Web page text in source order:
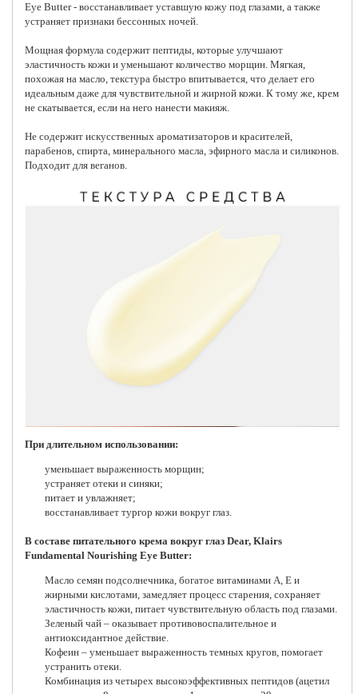
Eye Butter - восстанавливает уставшую кожу под глазами, а также
устраняет признаки бессонных ночей.
Мощная формула содержит пептиды, которые улучшают
эластичность кожи и уменьшают количество морщин. Мягкая,
похожая на масло, текстура быстро впитывается, что делает его
идеальным даже для чувствительной и жирной кожи. К тому же, крем
не скатывается, если на него нанести макияж.
Не содержит искусственных ароматизаторов и красителей,
парабенов, спирта, минерального масла, эфирного масла и силиконов.
Подходит для веганов.
При длительном использовании:
уменьшает выраженность морщин;
устраняет отеки и синяки;
питает и увлажняет;
восстанавливает тургор кожи вокруг глаз.
В составе питательного крема вокруг глаз Dear, Klairs
Fundamental Nourishing Eye Butter:
Масло семян подсолнечника, богатое витаминами А, Е и
жирными кислотами, замедляет процесс старения, сохраняет
эластичность кожи, питает чувствительную область под глазами.
Зеленый чай – оказывает противовоспалительное и
антиоксидантное действие.
Кофеин – уменьшает выраженность темных кругов, помогает
устранить отеки.
Комбинация из четырех высокоэффективных пептидов (ацетил